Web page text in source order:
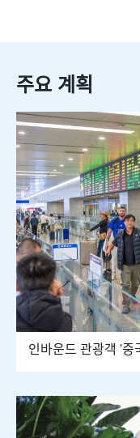
주요 계획
인바운드 관광객 '중